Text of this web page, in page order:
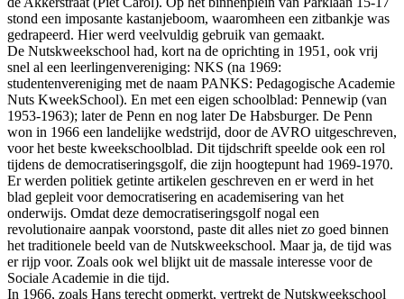
stond een imposante kastanjeboom, waaromheen een zitbankje was
gedrapeerd. Hier werd veelvuldig gebruik van gemaakt.
De Nutskweekschool had, kort na de oprichting in 1951, ook vrij
snel al een leerlingenvereniging: NKS (na 1969:
studentenvereniging met de naam PANKS: Pedagogische Academie
Nuts KweekSchool). En met een eigen schoolblad: Pennewip (van
1953-1963); later de Penn en nog later De Habsburger. De Penn
won in 1966 een landelijke wedstrijd, door de AVRO uitgeschreven,
voor het beste kweekschoolblad. Dit tijdschrift speelde ook een rol
tijdens de democratiseringsgolf, die zijn hoogtepunt had 1969-1970.
Er werden politiek getinte artikelen geschreven en er werd in het
blad gepleit voor democratisering en academisering van het
onderwijs. Omdat deze democratiseringsgolf nogal een
revolutionaire aanpak voorstond, paste dit alles niet zo goed binnen
het traditionele beeld van de Nutskweekschool. Maar ja, de tijd was
er rijp voor. Zoals ook wel blijkt uit de massale interesse voor de
Sociale Academie in die tijd.
In 1966, zoals Hans terecht opmerkt, vertrekt de Nutskweekschool